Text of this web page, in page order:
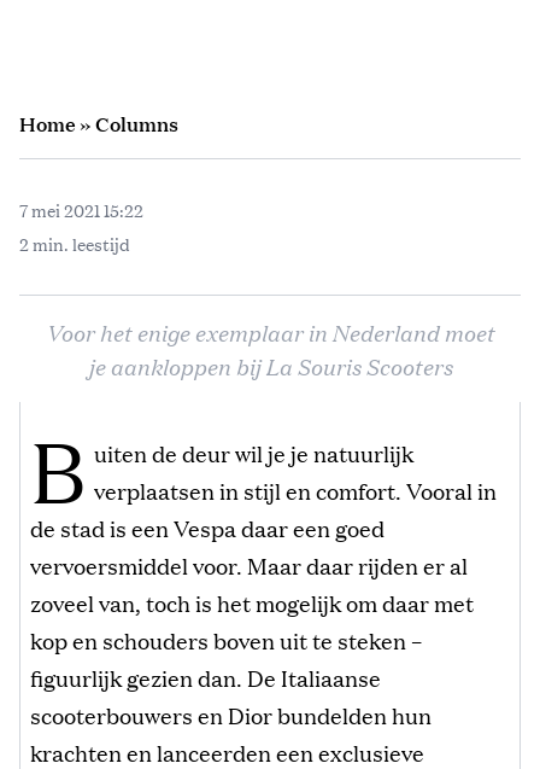
Home»Columns
7 mei 2021 15:22
2 min. leestijd
Voor het enige exemplaar in Nederland moet
je aankloppen bij La Souris Scooters
B uiten de deur wil je je natuurlijk
verplaatsen in stijl en comfort. Vooral in
de stad is een Vespa daar een goed
vervoersmiddel voor. Maar daar rijden er al
zoveel van, toch is het mogelijk om daar met
kop en schouders boven uit te steken –
figuurlijk gezien dan. De Italiaanse
scooterbouwers en Dior bundelden hun
krachten en lanceerden een exclusieve